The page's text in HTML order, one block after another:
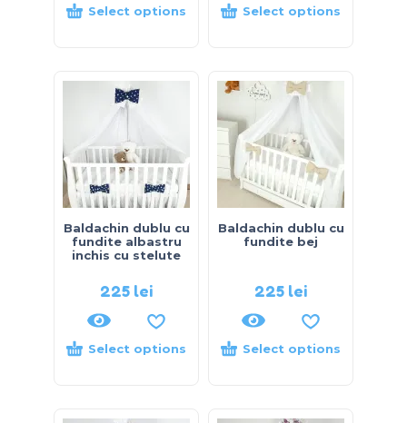
Select options Select options
Baldachin dublu cu
fundite albastru
inchis cu stelute
225 lei
Select options
Baldachin dublu cu
fundite bej
225 lei
Select options